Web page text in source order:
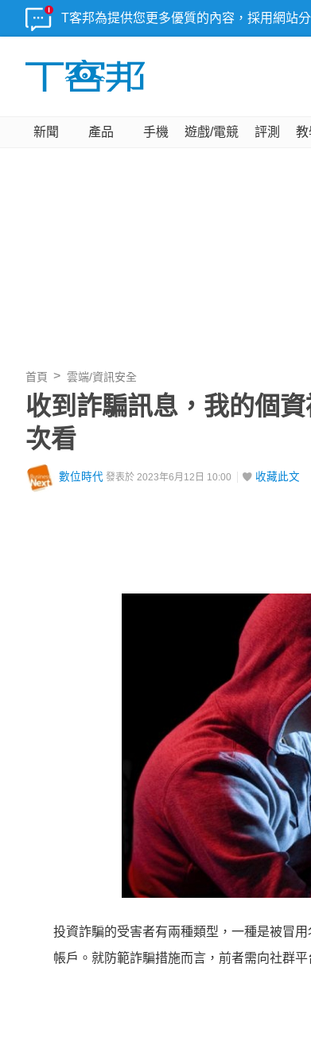
T客邦為提供您更多優質的內容，採用網站
新聞 產品 手機 遊戲/電競 評測 教
首頁 雲端/資訊安全
收到詐騙訊息，我的個
次看
數位時代 發表於 2023年6月12日 10:00 收藏此文
投資詐騙的受害者有兩種類型，一種是被冒
帳戶。就防範詐騙措施而言，前者需向社群